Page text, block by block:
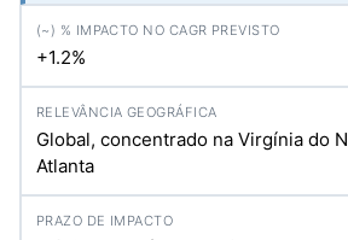
+1.2%
Global, concentrado na Virgínia do
Atlanta